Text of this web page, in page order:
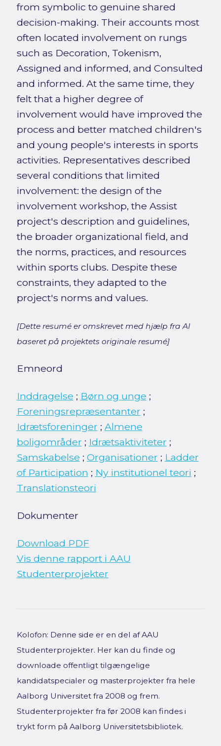
from symbolic to genuine shared
decision-making. Their accounts most
often located involvement on rungs
such as Decoration, Tokenism,
Assigned and informed, and Consulted
and informed. At the same time, they
felt that a higher degree of
involvement would have improved the
process and better matched children's
and young people's interests in sports
activities. Representatives described
several conditions that limited
involvement: the design of the
involvement workshop, the Assist
project's description and guidelines,
the broader organizational field, and
the norms, practices, and resources
within sports clubs. Despite these
constraints, they adapted to the
project's norms and values.
[Dette resumé er omskrevet med hjælp fra AI
baseret på projektets originale resumé]
Emneord
Inddragelse ; Børn og unge ;
Foreningsrepræsentanter ;
Idrætsforeninger ; Almene
boligområder ; Idrætsaktiviteter ;
Samskabelse ; Organisationer ; Ladder
of Participation ; Ny institutionel teori ;
Translationsteori
Dokumenter
Download PDF
Vis denne rapport i AAU
Studenterprojekter
Kolofon: Denne side er en del af AAU
Studenterprojekter. Her kan du finde og
downloade offentligt tilgængelige
kandidatspecialer og masterprojekter fra hele
Aalborg Universitet fra 2008 og frem.
Studenterprojekter fra før 2008 kan findes i
trykt form på Aalborg Universitetsbibliotek.